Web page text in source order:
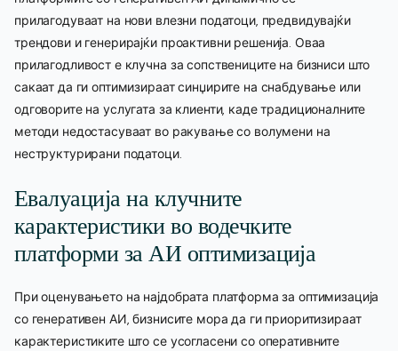
прилагодуваат на нови влезни податоци, предвидувајќи
трендови и генерирајќи проактивни решенија. Оваа
прилагодливост е клучна за сопствениците на бизниси што
сакаат да ги оптимизираат синџирите на снабдување или
одговорите на услугата за клиенти, каде традиционалните
методи недостасуваат во ракување со волумени на
неструктурирани податоци.
Евалуација на клучните
карактеристики во водечките
платформи за АИ оптимизација
При оценувањето на најдобрата платформа за оптимизација
со генеративен АИ, бизнисите мора да ги приоритизираат
карактеристиките што се усогласени со оперативните